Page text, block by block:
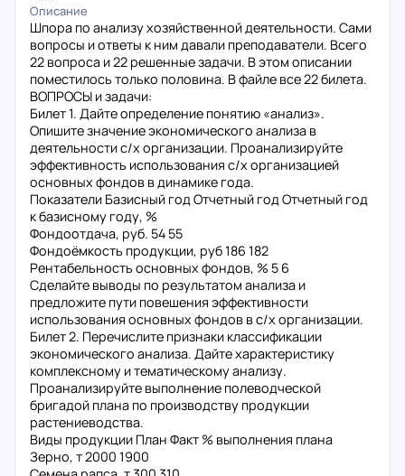
Описание
Шпора по анализу хозяйственной деятельности. Сами
вопросы и ответы к ним давали преподаватели. Всего
22 вопроса и 22 решенные задачи. В этом описании
поместилось только половина. В файле все 22 билета.
ВОПРОСЫ и задачи:
Билет 1. Дайте определение понятию «анализ».
Опишите значение экономического анализа в
деятельности с/х организации. Проанализируйте
эффективность использования с/х организацией
основных фондов в динамике года.
Показатели Базисный год Отчетный год Отчетный год
к базисному году, %
Фондоотдача, руб. 54 55
Фондоёмкость продукции, руб 186 182
Рентабельность основных фондов, % 5 6
Сделайте выводы по результатом анализа и
предложите пути повешения эффективности
использования основных фондов в с/х организации.
Билет 2. Перечислите признаки классификации
экономического анализа. Дайте характеристику
комплексному и тематическому анализу.
Проанализируйте выполнение полеводческой
бригадой плана по производству продукции
растениеводства.
Виды продукции План Факт % выполнения плана
Зерно, т 2000 1900